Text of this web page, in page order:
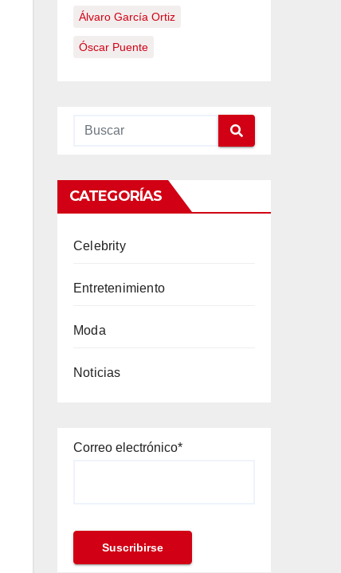
Álvaro García Ortiz
Óscar Puente
CATEGORÍAS
Celebrity
Entretenimiento
Moda
Noticias
Correo electrónico*